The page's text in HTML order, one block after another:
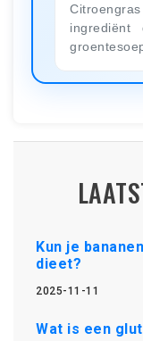
Kun je
dieet?
2025-11-11
Wat is een